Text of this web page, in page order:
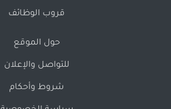
قروب الوظائف
حول الموقع
للتواصل والإعلان
شروط وأحكام